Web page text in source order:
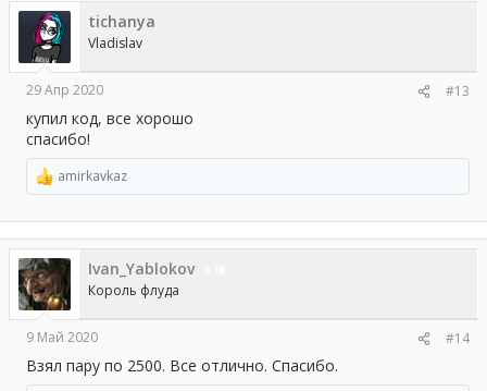
tichanya
Vladislav
29 Апр 2020 #13
купил код, все хорошо
спасибо!
Р
е
а
к
ц
и
и
:
amirkavkaz
Ivan_Yablokov
Король флуда
9 Май 2020 #14
Взял пару по 2500. Все отлично. Спасибо.